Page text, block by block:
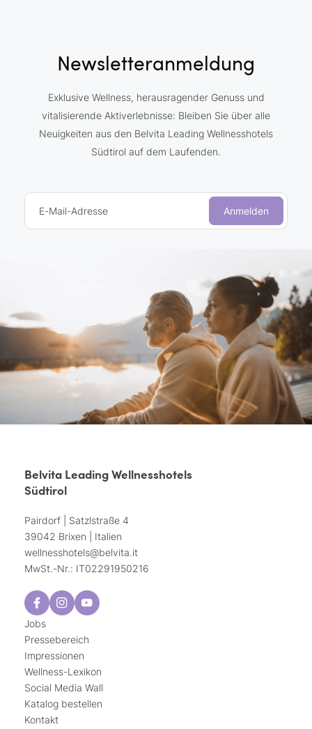
Newsletteranmeldung
Exklusive Wellness, herausragender Genuss und
vitalisierende Aktiverlebnisse: Bleiben Sie über alle
Neuigkeiten aus den Belvita Leading Wellnesshotels
Südtirol auf dem Laufenden.
E-Mail-Adresse Anmelden
Belvita Leading Wellnesshotels
Südtirol
Pairdorf | Satzlstraße 4
39042 Brixen | Italien
wellnesshotels@belvita.it
MwSt.-Nr.: IT02291950216
Jobs
Pressebereich
Impressionen
Wellness-Lexikon
Social Media Wall
Katalog bestellen
Kontakt